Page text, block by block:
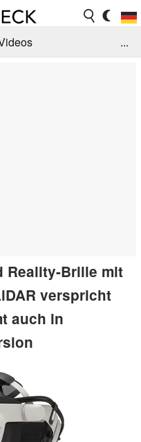
...
Reality-Brille mit
verspricht
auch in